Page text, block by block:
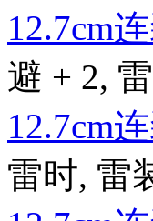
12.7cm
避 + 2,
12.7cm
雷时, 雷